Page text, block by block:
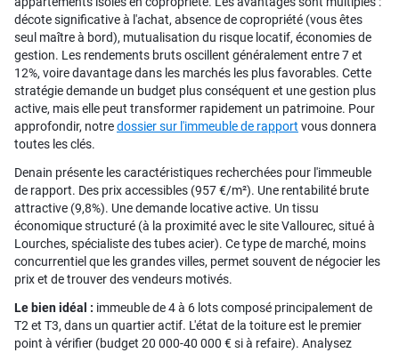
décote significative à l'achat, absence de copropriété (vous êtes
seul maître à bord), mutualisation du risque locatif, économies de
gestion. Les rendements bruts oscillent généralement entre 7 et
12%, voire davantage dans les marchés les plus favorables. Cette
stratégie demande un budget plus conséquent et une gestion plus
active, mais elle peut transformer rapidement un patrimoine. Pour
approfondir, notredossier sur l'immeuble de rapport vous donnera
toutes les clés.
Denain présente les caractéristiques recherchées pour l'immeuble
de rapport. Des prix accessibles (957 €/m²). Une rentabilité brute
attractive (9,8%). Une demande locative active. Un tissu
économique structuré (à la proximité avec le site Vallourec, situé à
Lourches, spécialiste des tubes acier). Ce type de marché, moins
concurrentiel que les grandes villes, permet souvent de négocier les
prix et de trouver des vendeurs motivés.
Le bien idéal : immeuble de 4 à 6 lots composé principalement de
T2 et T3, dans un quartier actif. L'état de la toiture est le premier
point à vérifier (budget 20 000-40 000 € si à refaire). Analysez